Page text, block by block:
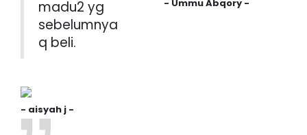
madu2 yg
sebelumnya
q beli.
- aisyah j -
- Ummu Abqory -